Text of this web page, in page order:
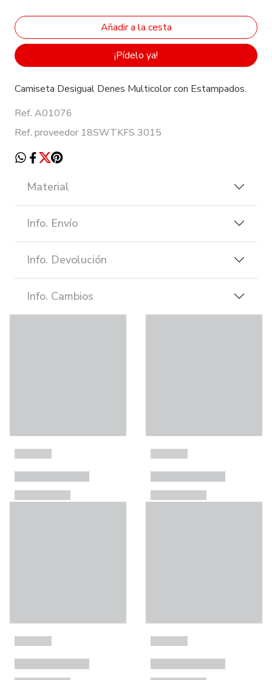
¡Pídelo ya!
Camiseta Desigual Denes Multicolor con Estampados.
Ref. A01076
Ref. proveedor 18SWTKFS 3015
Material
Info. Envío
Info. Devolución
Info. Cambios